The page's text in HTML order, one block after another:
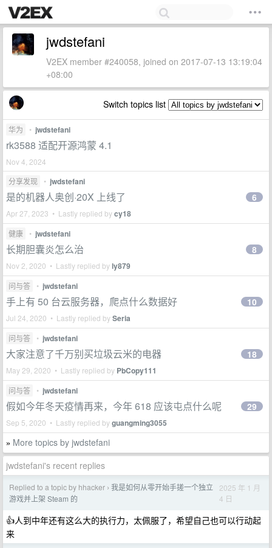
jwdstefani
V2EX member #240058, joined on 2017-07-13 13:19:04
+08:00
Switch topics list
华为 • jwdstefani
rk3588 适配开源鸿蒙 4.1
Nov 4, 2024
分享发现
• jwdstefani
是的机器人奥创·20X 上线了
Apr 27, 2023 • Lastly replied bycy18
6
健康 • jwdstefani
长期胆囊炎怎么治
Nov 2, 2020 • Lastly replied byly879
8
问与答 • jwdstefani
手上有 50 台云服务器，爬点什么数据好
Jul 24, 2020 • Lastly replied bySeria
10
问与答 • jwdstefani
大家注意了千万别买垃圾云米的电器
May 29, 2020 • Lastly replied by PbCopy111
18
问与答 • jwdstefani
假如今年冬天疫情再来，今年 618 应该屯点什么呢
Sep 5, 2020 • Lastly replied byguangming3055
29
» More topics by jwdstefani
jwdstefani's recent replies
Replied to a topic by hhacker › 我是如何从零开始手搓一个独立
游戏并上架 Steam 的
2025 年 1 月
4 日
👍人到中年还有这么大的执行力，太佩服了，希望自己也可以行动起
来